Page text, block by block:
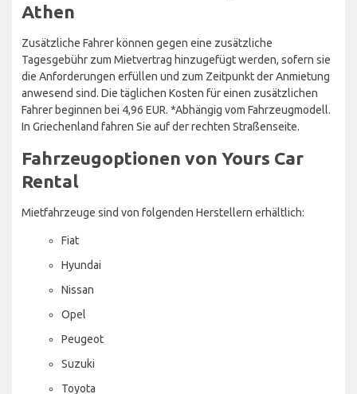
Athen
Zusätzliche Fahrer können gegen eine zusätzliche
Tagesgebühr zum Mietvertrag hinzugefügt werden, sofern sie
die Anforderungen erfüllen und zum Zeitpunkt der Anmietung
anwesend sind. Die täglichen Kosten für einen zusätzlichen
Fahrer beginnen bei 4,96 EUR. *Abhängig vom Fahrzeugmodell.
In Griechenland fahren Sie auf der rechten Straßenseite.
Fahrzeugoptionen von Yours Car
Rental
Mietfahrzeuge sind von folgenden Herstellern erhältlich:
Fiat
Hyundai
Nissan
Opel
Peugeot
Suzuki
Toyota